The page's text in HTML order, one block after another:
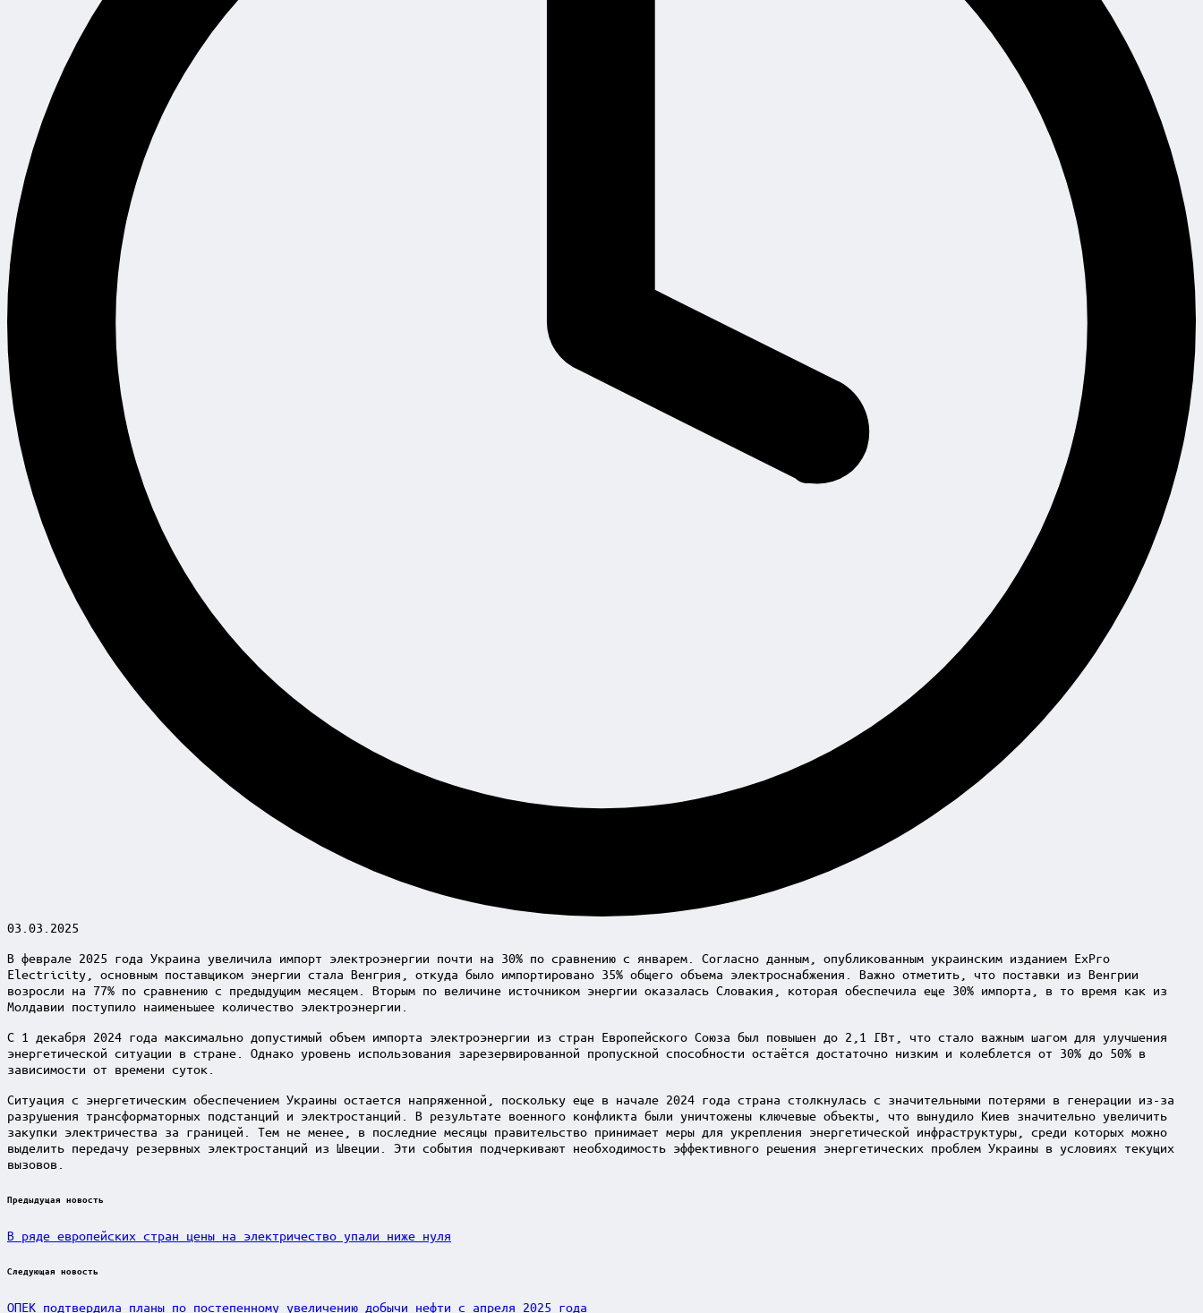
03.03.2025
В феврале 2025 года Украина увеличила импорт электроэнергии почти на 30% по сравнению с январем. Согласно данным, опубликованным украинским изданием ExPro
Electricity, основным поставщиком энергии стала Венгрия, откуда было импортировано 35% общего объема электроснабжения. Важно отметить, что поставки из Венгрии
возросли на 77% по сравнению с предыдущим месяцем. Вторым по величине источником энергии оказалась Словакия, которая обеспечила еще 30% импорта, в то время как из
Молдавии поступило наименьшее количество электроэнергии.
С 1 декабря 2024 года максимально допустимый объем импорта электроэнергии из стран Европейского Союза был повышен до 2,1 ГВт, что стало важным шагом для улучшения
энергетической ситуации в стране. Однако уровень использования зарезервированной пропускной способности остаётся достаточно низким и колеблется от 30% до 50% в
зависимости от времени суток.
Ситуация с энергетическим обеспечением Украины остается напряженной, поскольку еще в начале 2024 года странa столкнулась с значительными потерями в генерации из-за
разрушения трансформаторных подстанций и электростанций. В результате военного конфликта были уничтожены ключевые объекты, что вынудило Киев значительно увеличить
закупки электричества за границей. Тем не менее, в последние месяцы правительство принимает меры для укрепления энергетической инфраструктуры, среди которых можно
выделить передачу резервных электростанций из Швеции. Эти события подчеркивают необходимость эффективного решения энергетических проблем Украины в условиях текущих
вызовов.
Post
Предыдущая новость
В ряде европейских стран цены на электричество упали ниже нуля
Следующая новость
ОПЕК подтвердила планы по постепенному увеличению добычи нефти с апреля 2025 года